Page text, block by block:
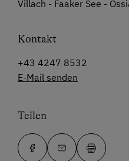
Villach - Faaker See -
Kontakt
+43 4247 8532
E-Mail senden
Teilen